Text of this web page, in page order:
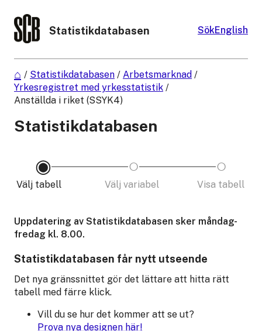
Statistikdatabasen SökEnglish
/ Statistikdatabasen / Arbetsmarknad /
Yrkesregistret med yrkesstatistik /
Anställda i riket (SSYK4)
Statistikdatabasen
Välj tabell Välj variabel Visa tabell
Uppdatering av Statistikdatabasen sker måndag-
fredag kl. 8.00.
Statistikdatabasen får nytt utseende
Det nya gränssnittet gör det lättare att hitta rätt
tabell med färre klick.
Vill du se hur det kommer att se ut?
Prova nya designen här!